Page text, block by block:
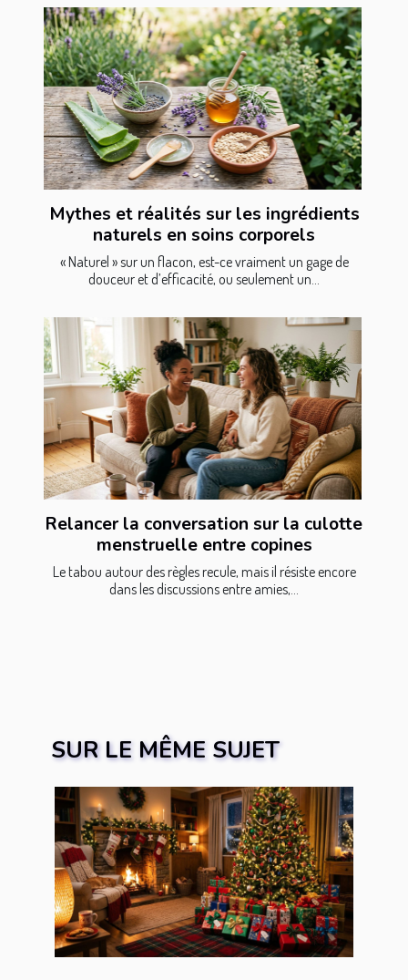
Mythes et réalités sur les ingrédients
naturels en soins corporels
« Naturel » sur un flacon, est-ce vraiment un gage de
douceur et d’efficacité, ou seulement un...
Relancer la conversation sur la culotte
menstruelle entre copines
Le tabou autour des règles recule, mais il résiste encore
dans les discussions entre amies,...
SUR LE MÊME SUJET